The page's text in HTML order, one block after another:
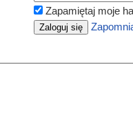
Zapamiętaj moje